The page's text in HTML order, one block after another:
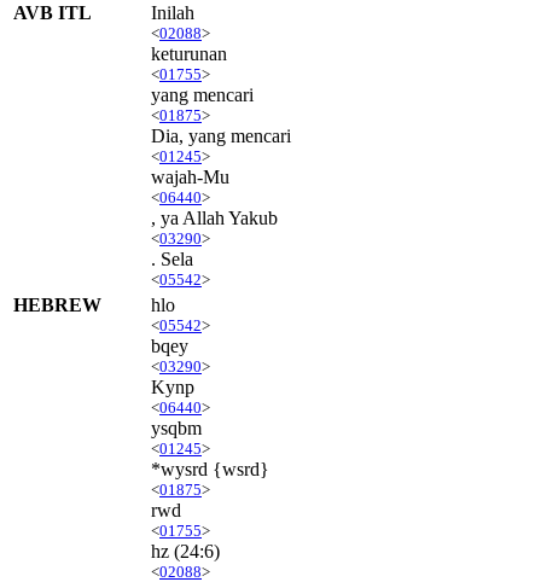
AVB ITL Inilah
<02088>
keturunan
<01755>
yang mencari
<01875>
Dia, yang mencari
<01245>
wajah-Mu
<06440>
, ya Allah Yakub
<03290>
. Sela
<05542>
HEBREW hlo
<05542>
bqey
<03290>
Kynp
<06440>
ysqbm
<01245>
*wysrd {wsrd}
<01875>
rwd
<01755>
hz (24:6)
<02088>